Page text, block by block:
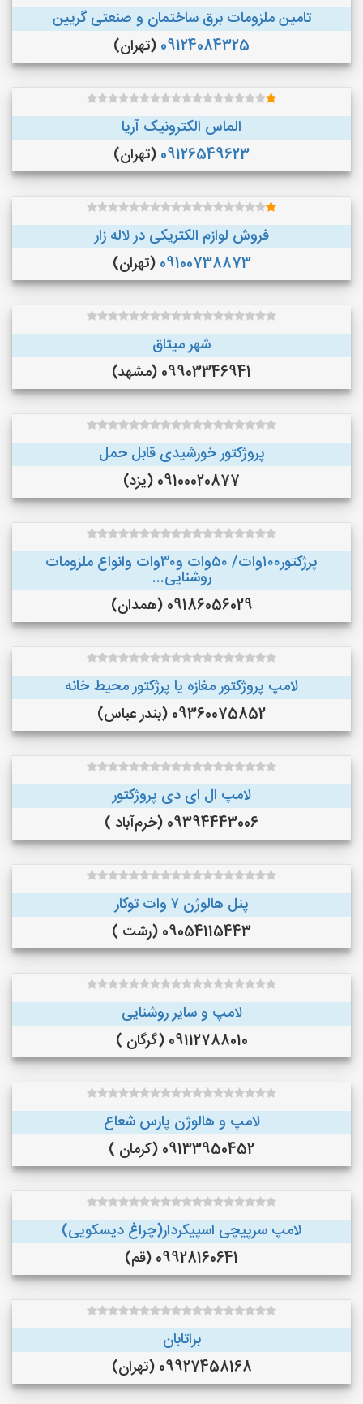
تامین ملزومات برق ساختمان و صنعتی گریین
09124084325 (تهران)
الماس الکترونیک آریا
09126549623 (تهران)
فروش لوازم الکتریکی در لاله زار
09100738873 (تهران)
شهر میثاق
09903346941 (مشهد)
پروژکتور خورشیدی قابل حمل
09100020877 (یزد)
پرژکتور۱۰۰وات/ ۵۰وات و۳۰وات وانواع ملزومات
روشنایی...
09186056029 (همدان)
لامپ پروژکتور مغازه یا پرژکتور محیط خانه
09360075852 (بندر عباس)
لامپ ال ای دی پروژکتور
09394443006 (خرم‌آباد )
پنل هالوژن ۷ وات توکار
09054115443 (رشت )
لامپ و سایر روشنایی
09112788010 (گرگان )
لامپ و هالوژن پارس شعاع
09133950452 (کرمان )
لامپ سرپیچی اسپیکردار(چراغ دیسکویی)
09928160641 (قم)
براتابان
09927458168 (تهران)